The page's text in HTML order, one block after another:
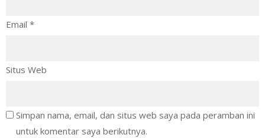
Email *
Situs Web
Simpan nama, email, dan situs web saya pada peramban ini
untuk komentar saya berikutnya.